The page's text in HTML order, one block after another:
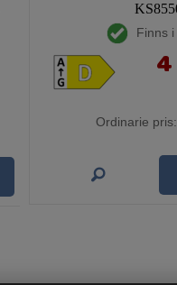
Finns
Ordinarie pris: